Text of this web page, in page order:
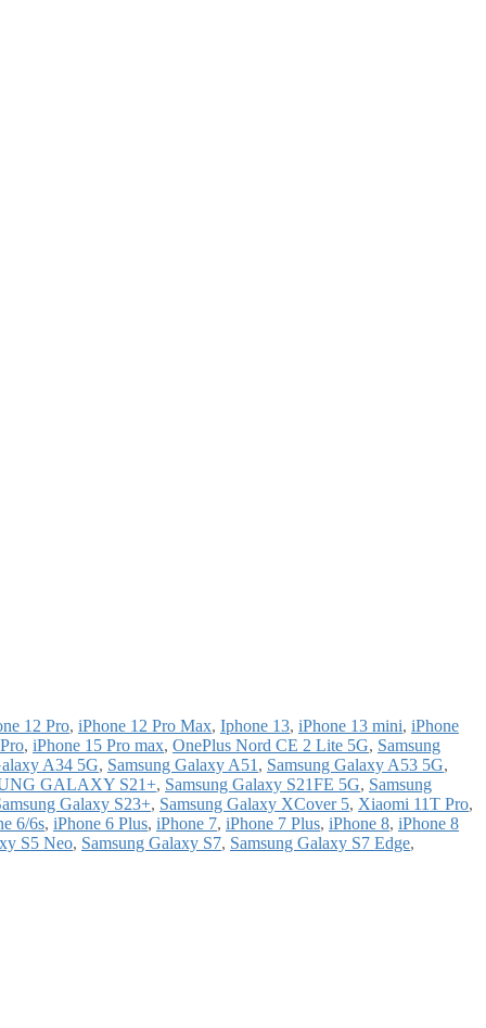
12 Pro, iPhone 12 Pro Max, Iphone 13, iPhone 13 mini, iPhone
, iPhone 15 Pro max, OnePlus Nord CE 2 Lite 5G, Samsung
A34 5G, Samsung Galaxy A51 , Samsung Galaxy A53 5G,
GALAXY S21+, Samsung Galaxy S21FE 5G, Samsung
Galaxy S23+, Samsung Galaxy XCover 5, Xiaomi 11T Pro,
6/6s, iPhone 6 Plus, iPhone 7, iPhone 7 Plus, iPhone 8, iPhone 8
S5 Neo, Samsung Galaxy S7, Samsung Galaxy S7 Edge,